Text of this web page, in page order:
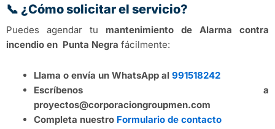
📞 ¿Cómo solicitar el servicio?
Puedes agendar tu mantenimiento de Alarma contra
incendio en Punta Negra fácilmente:
Llama o envía un WhatsApp al 991518242
Escríbenos a
proyectos@corporaciongroupmen.com
Completa nuestro Formulario de contacto